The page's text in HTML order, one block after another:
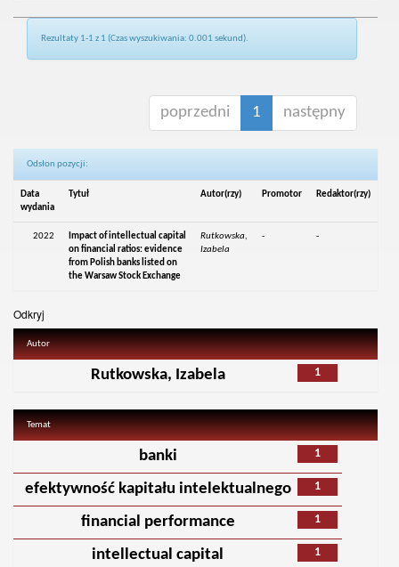
Rezultaty 1-1 z 1 (Czas wyszukiwania: 0.001 sekund).
poprzedni 1 następny
Odsłon pozycji:
Data
wydania
Tytuł Autor(rzy) Promotor Redaktor(rzy)
2022
Impact of intellectual capital
on financial ratios: evidence
from Polish banks listed on
the Warsaw Stock Exchange
Rutkowska,
Izabela
- -
Odkryj
Autor
1
Rutkowska, Izabela
Temat
1
banki
1
efektywność kapitału intelektualnego
1
financial performance
1
intellectual capital